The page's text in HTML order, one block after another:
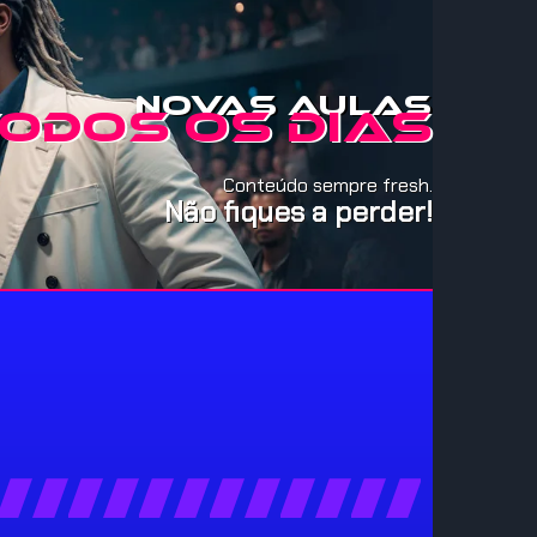
Novas aulas
os dias
Conteúdo sempre fresh.
Não fiques a perder!